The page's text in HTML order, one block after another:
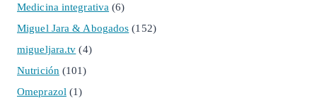
Medicina integrativa (6)
Miguel Jara & Abogados (152)
migueljara.tv (4)
Nutrición (101)
Omeprazol (1)